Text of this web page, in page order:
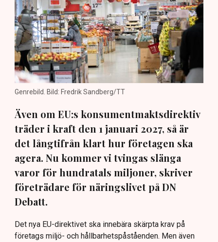
Genrebild. Bild: Fredrik Sandberg/TT
Även om EU:s konsumentmaktsdirektiv
träder i kraft den 1 januari 2027, så är
det långtifrån klart hur företagen ska
agera. Nu kommer vi tvingas slänga
varor för hundratals miljoner, skriver
företrädare för näringslivet på DN
Debatt.
Det nya EU-direktivet ska innebära skärpta krav på
företags miljö- och hållbarhetspåståenden. Men även